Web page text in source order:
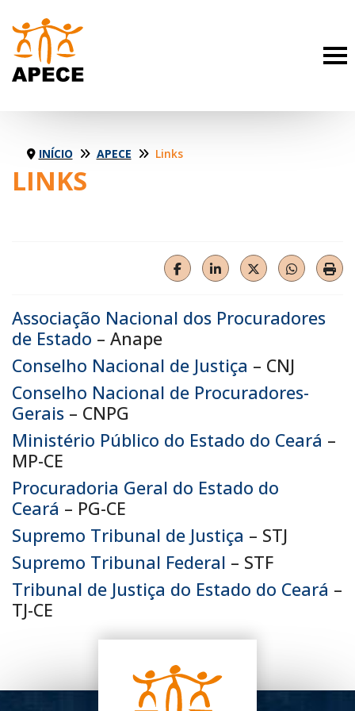
LINKS
INÍCIO APECE Links
Associação Nacional dos Procuradores
de Estado – Anape
Conselho Nacional de Justiça – CNJ
Conselho Nacional de Procuradores-
Gerais – CNPG
Ministério Público do Estado do Ceará –
MP-CE
Procuradoria Geral do Estado do
Ceará – PG-CE
Supremo Tribunal de Justiça – STJ
Supremo Tribunal Federal – STF
Tribunal de Justiça do Estado do Ceará –
TJ-CE